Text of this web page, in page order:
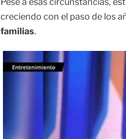
creciendo con el paso de los
familias.